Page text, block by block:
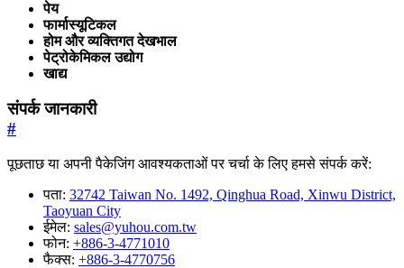
पेय
फार्मास्यूटिकल
होम और व्यक्तिगत देखभाल
पेट्रोकेमिकल उद्योग
खाद्य
संपर्क जानकारी
#
पूछताछ या अपनी पैकेजिंग आवश्यकताओं पर चर्चा के लिए हमसे संपर्क करें:
पता: 32742 Taiwan No. 1492, Qinghua Road, Xinwu District,
Taoyuan City
ईमेल: sales@yuhou.com.tw
फोन: +886-3-4771010
फैक्स: +886-3-4770756